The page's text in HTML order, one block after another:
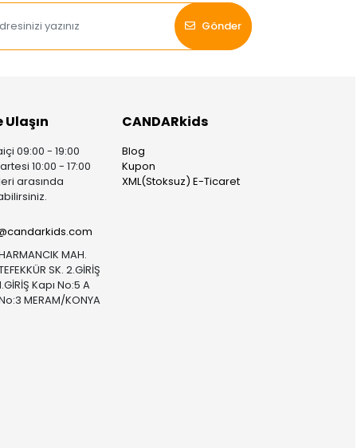
Gönder
Ulaşın
09:00 - 19:00
10:00 - 17:00
arasında
MAH.
SK. 2.GİRİŞ
Kapı No:5 A
MERAM/KONYA
CANDARkids
Blog
Kupon
XML(Stoksuz) E-Ticaret